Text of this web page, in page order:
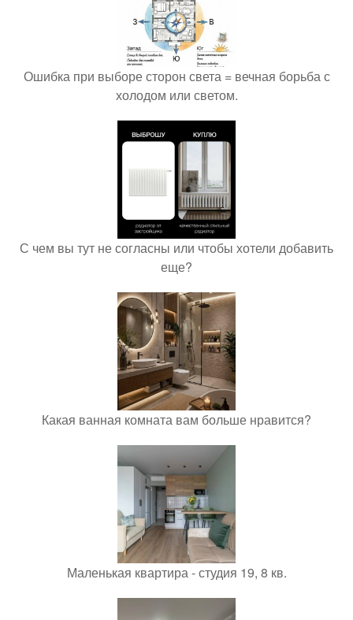
Ошибка при выборе сторон света = вечная борьба с
холодом или светом.
С чем вы тут не согласны или чтобы хотели добавить
еще?
Какая ванная комната вам больше нравится?
Маленькая квартира - студия 19, 8 кв.